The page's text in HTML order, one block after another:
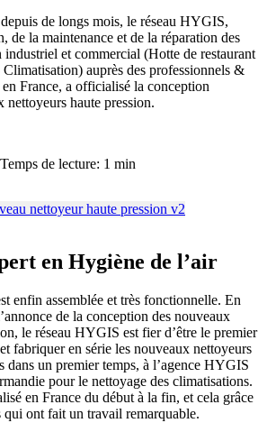
de longs mois, le réseau HYGIS,
de la maintenance et de la réparation des
industriel et commercial (Hotte de restaurant
auprès des professionnels &
France, a officialisé la conception
nettoyeurs haute pression.
de lecture: 1 min
en Hygiène de l’air
enfin assemblée et très fonctionnelle. En
de la conception des nouveaux
le réseau HYGIS est fier d’être le premier
fabriquer en série les nouveaux nettoyeurs
dans un premier temps, à l’agence HYGIS
pour le nettoyage des climatisations.
en France du début à la fin, et cela grâce
qui ont fait un travail remarquable.